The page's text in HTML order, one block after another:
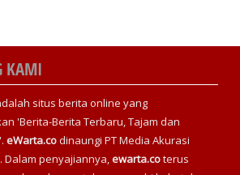
KAMI
situs berita online yang
'Berita-Berita Terbaru, Tajam dan
eWarta.codinaungi PT Media Akurasi
Dalam penyajiannya, ewarta.coterus